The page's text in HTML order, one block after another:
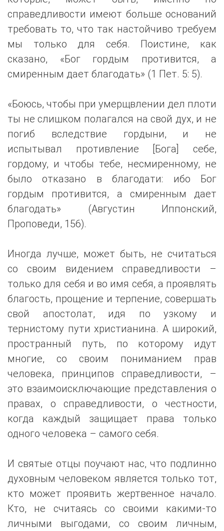
справедливости имеют больше оснований
требовать то, что так настойчиво требуем
мы только для себя. Поистине, как
сказано, «Бог гордым противится, а
смиренным дает благодать» (1 Пет. 5: 5).
«Боюсь, чтобы при умерщвлении дел плоти
ты не слишком полагался на свой дух, и не
погиб вследствие гордыни, и не
испытывал противление [Бога] себе,
гордому, и чтобы тебе, несмиренному, не
было отказано в благодати: ибо Бог
гордым противится, а смиренным дает
благодать» (Августин Иппонский,
Проповеди, 156).
Иногда лучше, может быть, не считаться
со своим видением справедливости –
только для себя и во имя себя, а проявлять
благость, прощение и терпение, совершать
свой апостолат, идя по узкому и
тернистому пути христианина. А широкий,
пространный путь, по которому идут
многие, со своим пониманием прав
человека, принципов справедливости, –
это взаимоисключающие представления о
правах, о справедливости, о честности,
когда каждый защищает права только
одного человека – самого себя.
И святые отцы поучают нас, что подлинно
духовным человеком является только тот,
кто может проявить жертвенное начало.
Кто, не считаясь со своими какими-то
личными выгодами, со своим личным,